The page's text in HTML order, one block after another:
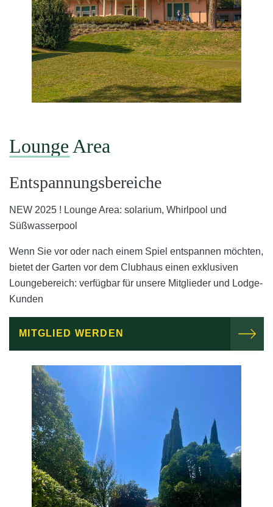
Lounge Area
Entspannungsbereiche
NEW 2025 ! Lounge Area: solarium, Whirlpool und
Süßwasserpool
Wenn Sie vor oder nach einem Spiel entspannen möchten,
bietet der Garten vor dem Clubhaus einen exklusiven
Loungebereich: verfügbar für unsere Mitglieder und Lodge-
Kunden
MITGLIED WERDEN